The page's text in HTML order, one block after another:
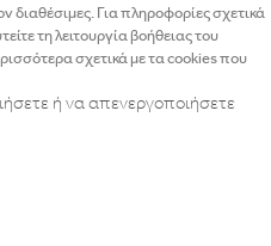
διαθέσιμες. Για πληροφορίες σχετικά
τη λειτουργία βοήθειας του
σχετικά με τα cookies που
ή να απενεργοποιήσετε